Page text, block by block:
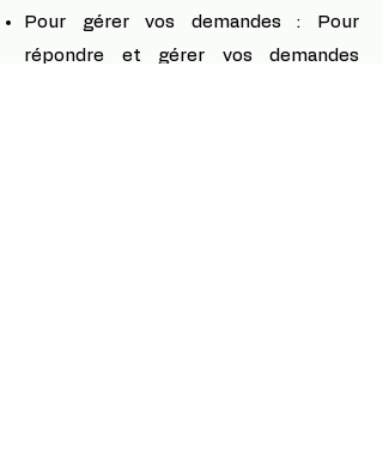
Pour gérer vos demandes : Pour
répondre et gérer vos demandes